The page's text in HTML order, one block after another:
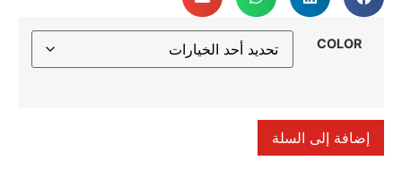
COLOR
إضافة إلى السلة